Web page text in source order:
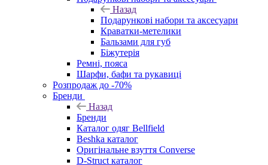
Назад
Подарункові набори та аксесуари
Краватки-метелики
Бальзами для губ
Біжутерія
Ремні, пояса
Шарфи, бафи та рукавиці
Розпродаж до -70%
Бренди
Назад
Бренди
Каталог одяг Bellfield
Beshka каталог
Оригінальне взуття Converse
D-Struct каталог